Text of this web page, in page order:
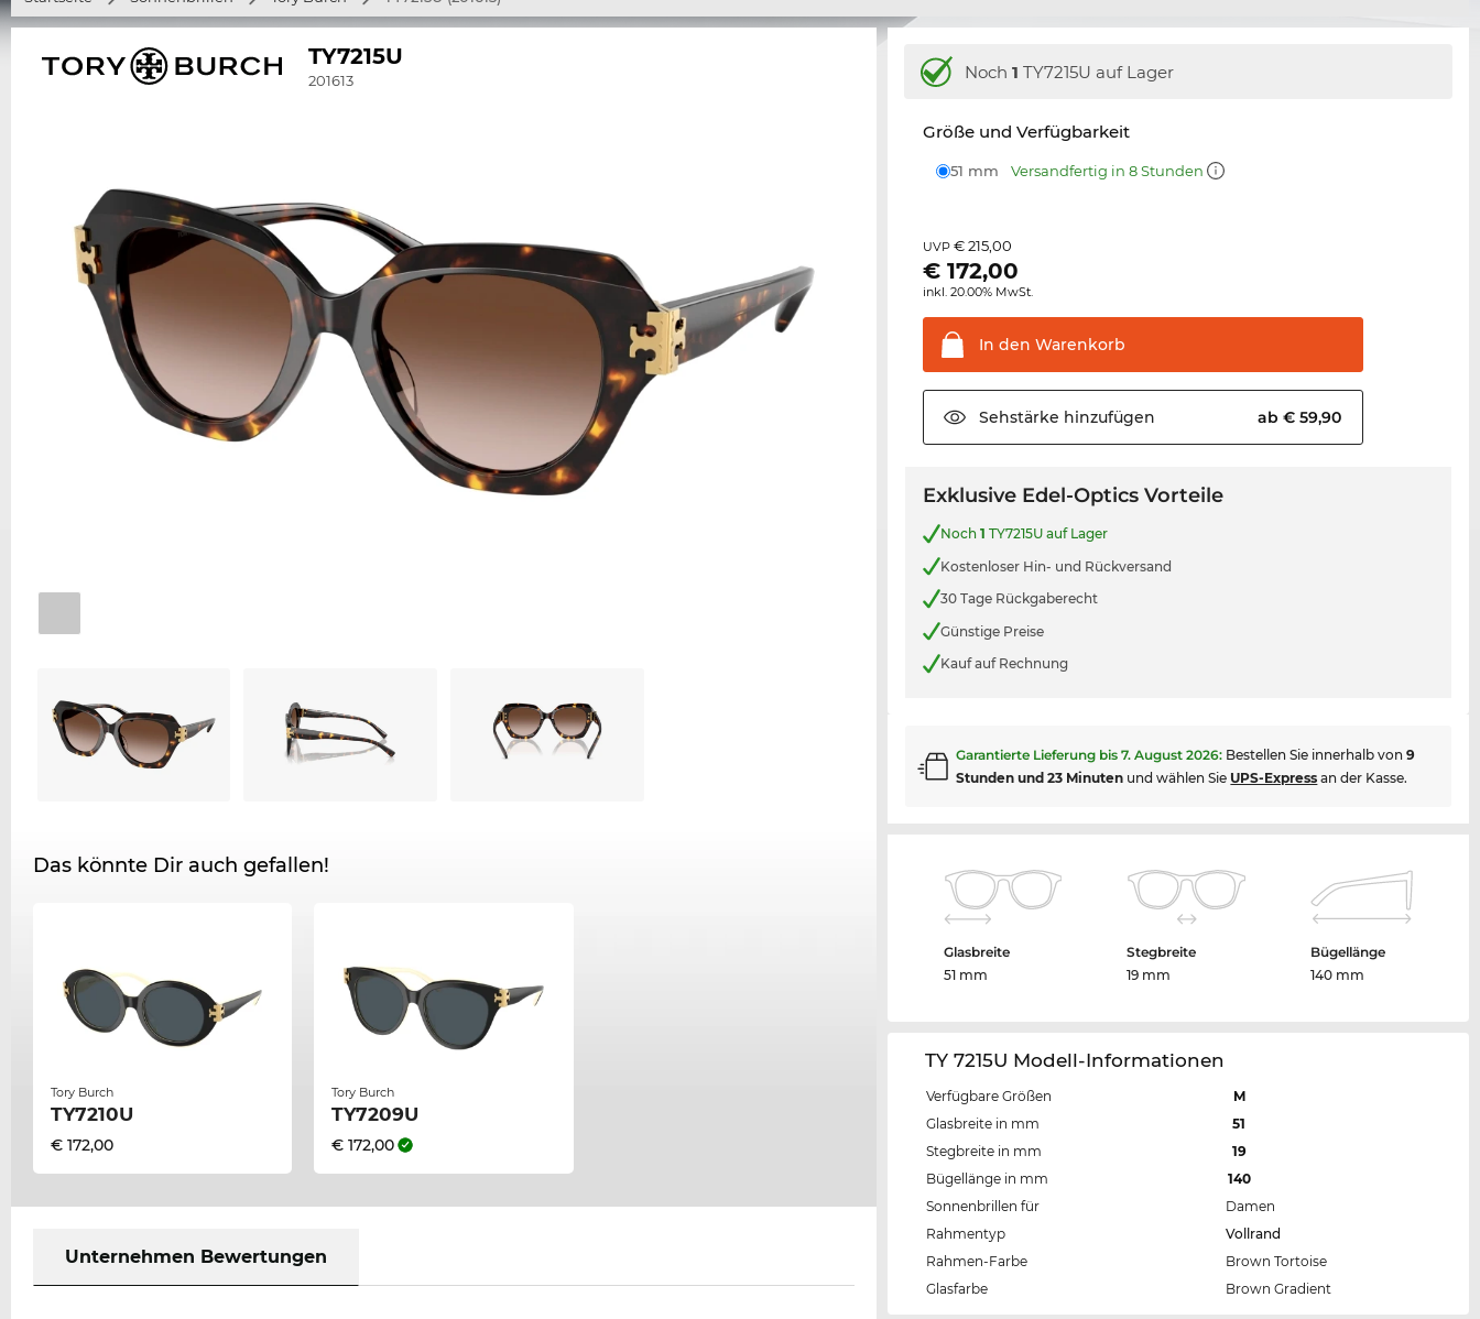
TY7215U
201613
Das könnte Dir auch gefallen!
Tory Burch
TY7210U
€ 172,00
Tory Burch
TY7209U
€ 172,00
Unternehmen Bewertungen
Noch1 TY7215U auf Lager
Größe und Verfügbarkeit
51 mm Versandfertig in 8 Stunden
UVP€ 215,00
€172,00
inkl. 20.00% MwSt.
In den Warenkorb
Sehstärke hinzufügen ab € 59,90
Exklusive Edel-Optics Vorteile
Noch1 TY7215U auf Lager
Kostenloser Hin- und Rückversand
30 Tage Rückgaberecht
Günstige Preise
Kauf auf Rechnung
Garantierte Lieferung bis7. August 2026: Bestellen Sie innerhalb von9
Stunden und 23 Minuten und wählen Sie UPS-Express an der Kasse.
Glasbreite
51 mm
Stegbreite
19 mm
Bügellänge
140 mm
TY 7215U Modell-Informationen
Verfügbare Größen
M
Glasbreite in mm
51
Stegbreite in mm
19
Bügellänge in mm
140
Sonnenbrillen für
Damen
Rahmentyp
Vollrand
Rahmen-Farbe
Brown Tortoise
Glasfarbe
Brown Gradient